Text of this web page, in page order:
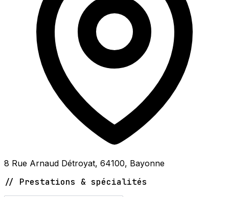
8 Rue Arnaud Détroyat, 64100, Bayonne
// Prestations & spécialités